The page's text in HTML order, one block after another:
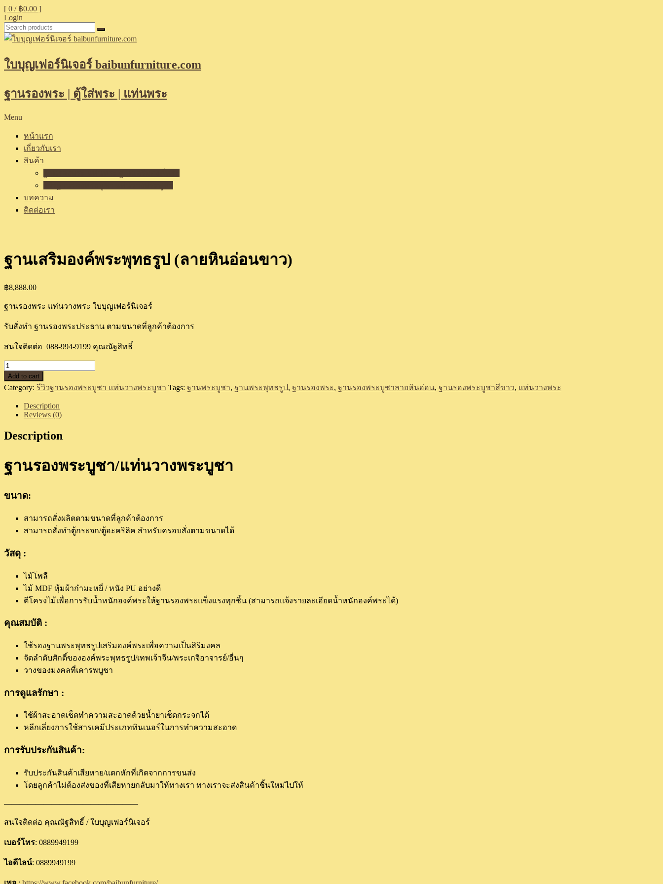
[ 0 / ฿0.00 ]
Login
ใบบุญเฟอร์นิเจอร์ baibunfurniture.com
ฐานรองพระ | ตู้ใส่พระ | แท่นพระ
Menu
หน้าแรก
เกี่ยวกับเรา
สินค้า
บทความ
ติดต่อเรา
ฐานเสริมองค์พระพุทธรูป (ลายหินอ่อนขาว)
฿8,888.00
ฐานรองพระ แท่นวางพระ ใบบุญเฟอร์นิเจอร์
รับสั่งทำ ฐานรองพระประธาน ตามขนาดที่ลูกค้าต้องการ
สนใจติดต่อ 088-994-9199 คุณณัฐสิทธิ์
ฐาน
เสริม
องค์
พระพุทธ
หิน
ขาว)
quantity
Add to cart
Category: รีวิวฐานรองพระบูชา แท่นวางพระบูชา Tags: ฐานพระบูชา, ฐานพระพุทธรูป, ฐานรองพระ, ฐานรองพระบูชาลายหินอ่อน, ฐานรองพระบูชาสีขาว, แท่นวางพระ
Description
Reviews (0)
Description
ฐานรองพระบูชา/แท่นวางพระบูชา
ขนาด:
สามารถสั่งผลิตตามขนาดที่ลูกค้าต้องการ
สามารถสั่งทำตู้กระจก/ตู้อะคริลิค สำหรับครอบสั่งตามขนาดได้
วัสดุ :
ไม้โพลี
ไม้ MDF หุ้มผ้ากำมะหยี่ / หนัง PU อย่างดี
ตีโครงไม้เพื่อการรับน้ำหนักองค์พระให้ฐานรองพระแข็งแรงทุกชิ้น (สามารถแจ้งรายละเอียดน้ำหนักองค์พระได้)
คุณสมบัติ :
ใช้รองฐานพระพุทธรูปเสริมองค์พระเพื่อความเป็นสิริมงคล
จัดลำดับศักดิ์ขององค์พระพุทธรูป/เทพเจ้าจีน/พระเกจิอาจารย์/อื่นๆ
วางของมงคลที่เคารพบูชา
การดูแลรักษา :
ใช้ผ้าสะอาดเช็ดทำความสะอาดด้วยน้ำยาเช็ดกระจกได้
หลีกเลี่ยงการใช้สารเคมีประเภททินเนอร์ในการทำความสะอาด
การรับประกันสินค้า:
รับประกันสินค้าเสียหาย/แตกหักที่เกิดจากการขนส่ง
โดยลูกค้าไม่ต้องส่งของที่เสียหายกลับมาให้ทางเรา ทางเราจะส่งสินค้าชิ้นใหม่ไปให้
—————————————————
สนใจติดต่อ คุณณัฐสิทธิ์ / ใบบุญเฟอร์นิเจอร์
เบอร์โทร: 0889949199
ไอดีไลน์: 0889949199